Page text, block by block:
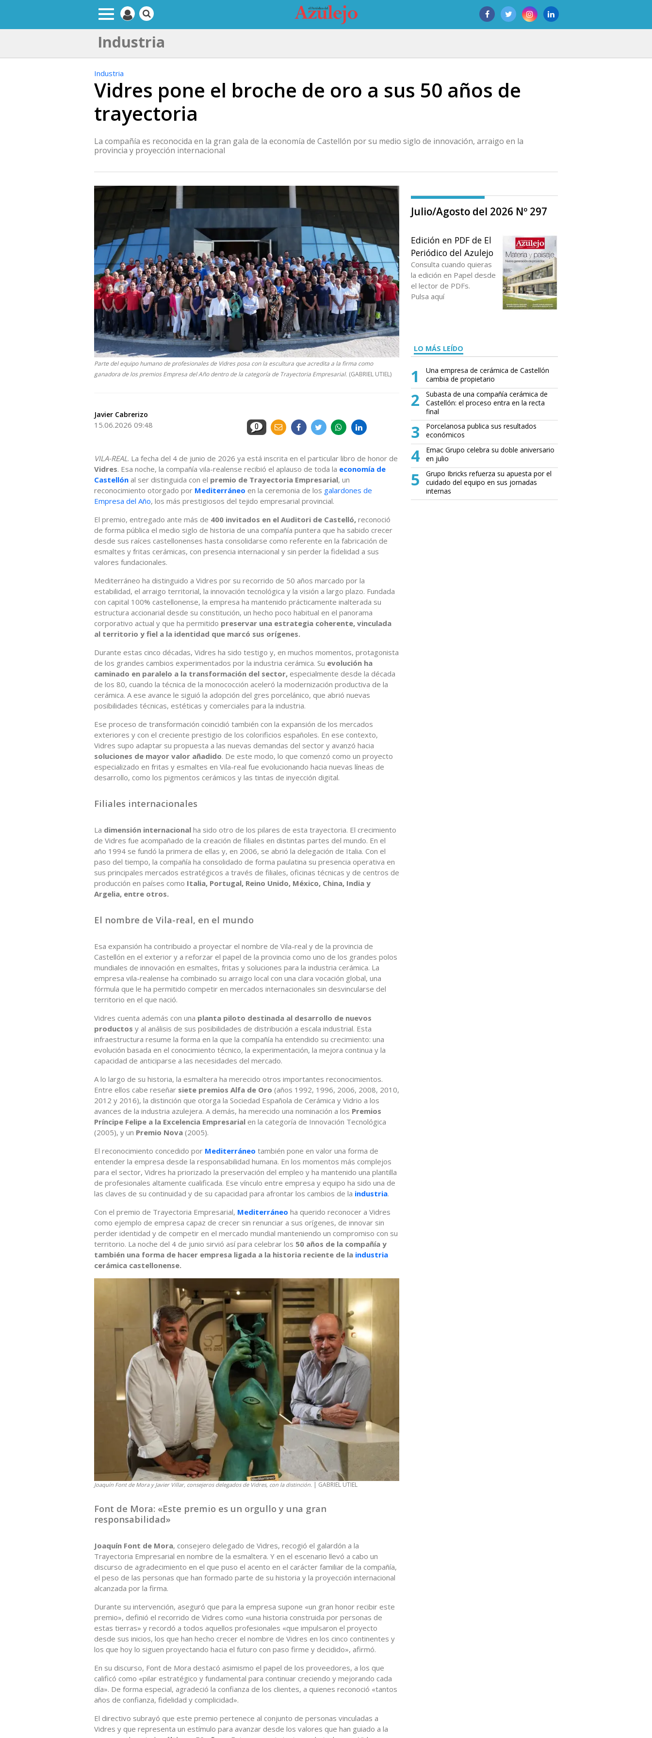
Industria
Industria
Vidres pone el broche de oro a sus 50 años de
trayectoria
La compañía es reconocida en la gran gala de la economía de Castellón por su medio siglo de innovación, arraigo en la
provincia y proyección internacional
Parte del equipo humano de profesionales de Vidres posa con la escultura que acredita a la firma como
ganadora de los premios Empresa del Año dentro de la categoría de Trayectoria Empresarial. (GABRIEL UTIEL)
Javier Cabrerizo
15.06.2026 09:48 0
VILA-REAL. La fecha del 4 de junio de 2026 ya está inscrita en el particular libro de honor de
Vidres. Esa noche, la compañía vila-realense recibió el aplauso de toda la economía de
Castellón al ser distinguida con el premio de Trayectoria Empresarial, un
reconocimiento otorgado por Mediterráneo en la ceremonia de los galardones de
Empresa del Año, los más prestigiosos del tejido empresarial provincial.
El premio, entregado ante más de 400 invitados en el Auditori de Castelló, reconoció
de forma pública el medio siglo de historia de una compañía puntera que ha sabido crecer
desde sus raíces castellonenses hasta consolidarse como referente en la fabricación de
esmaltes y fritas cerámicas, con presencia internacional y sin perder la fidelidad a sus
valores fundacionales.
Mediterráneo ha distinguido a Vidres por su recorrido de 50 años marcado por la
estabilidad, el arraigo territorial, la innovación tecnológica y la visión a largo plazo. Fundada
con capital 100% castellonense, la empresa ha mantenido prácticamente inalterada su
estructura accionarial desde su constitución, un hecho poco habitual en el panorama
corporativo actual y que ha permitido preservar una estrategia coherente, vinculada
al territorio y fiel a la identidad que marcó sus orígenes.
Durante estas cinco décadas, Vidres ha sido testigo y, en muchos momentos, protagonista
de los grandes cambios experimentados por la industria cerámica. Su evolución ha
caminado en paralelo a la transformación del sector, especialmente desde la década
de los 80, cuando la técnica de la monococción aceleró la modernización productiva de la
cerámica. A ese avance le siguió la adopción del gres porcelánico, que abrió nuevas
posibilidades técnicas, estéticas y comerciales para la industria.
Ese proceso de transformación coincidió también con la expansión de los mercados
exteriores y con el creciente prestigio de los colorificios españoles. En ese contexto,
Vidres supo adaptar su propuesta a las nuevas demandas del sector y avanzó hacia
soluciones de mayor valor añadido. De este modo, lo que comenzó como un proyecto
especializado en fritas y esmaltes en Vila-real fue evolucionando hacia nuevas líneas de
desarrollo, como los pigmentos cerámicos y las tintas de inyección digital.
Filiales internacionales
La dimensión internacional ha sido otro de los pilares de esta trayectoria. El crecimiento
de Vidres fue acompañado de la creación de filiales en distintas partes del mundo. En el
año 1994 se fundó la primera de ellas y, en 2006, se abrió la delegación de Italia. Con el
paso del tiempo, la compañía ha consolidado de forma paulatina su presencia operativa en
sus principales mercados estratégicos a través de filiales, oficinas técnicas y de centros de
producción en países como Italia, Portugal, Reino Unido, México, China, India y
Argelia, entre otros.
El nombre de Vila-real, en el mundo
Esa expansión ha contribuido a proyectar el nombre de Vila-real y de la provincia de
Castellón en el exterior y a reforzar el papel de la provincia como uno de los grandes polos
mundiales de innovación en esmaltes, fritas y soluciones para la industria cerámica. La
empresa vila-realense ha combinado su arraigo local con una clara vocación global, una
fórmula que le ha permitido competir en mercados internacionales sin desvincularse del
territorio en el que nació.
Vidres cuenta además con una planta piloto destinada al desarrollo de nuevos
productos y al análisis de sus posibilidades de distribución a escala industrial. Esta
infraestructura resume la forma en la que la compañía ha entendido su crecimiento: una
evolución basada en el conocimiento técnico, la experimentación, la mejora continua y la
capacidad de anticiparse a las necesidades del mercado.
A lo largo de su historia, la esmaltera ha merecido otros importantes reconocimientos.
Entre ellos cabe reseñar siete premios Alfa de Oro (años 1992, 1996, 2006, 2008, 2010,
2012 y 2016), la distinción que otorga la Sociedad Española de Cerámica y Vidrio a los
avances de la industria azulejera. A demás, ha merecido una nominación a los Premios
Príncipe Felipe a la Excelencia Empresarial en la categoría de Innovación Tecnológica
(2005), y un Premio Nova (2005).
El reconocimiento concedido por Mediterráneo también pone en valor una forma de
entender la empresa desde la responsabilidad humana. En los momentos más complejos
para el sector, Vidres ha priorizado la preservación del empleo y ha mantenido una plantilla
de profesionales altamente cualificada. Ese vínculo entre empresa y equipo ha sido una de
las claves de su continuidad y de su capacidad para afrontar los cambios de la industria.
Con el premio de Trayectoria Empresarial, Mediterráneo ha querido reconocer a Vidres
como ejemplo de empresa capaz de crecer sin renunciar a sus orígenes, de innovar sin
perder identidad y de competir en el mercado mundial manteniendo un compromiso con su
territorio. La noche del 4 de junio sirvió así para celebrar los 50 años de la compañía y
también una forma de hacer empresa ligada a la historia reciente de la industria
cerámica castellonense.
Joaquín Font de Mora y Javier Villar, consejeros delegados de Vidres, con la distinción. | GABRIEL UTIEL
Font de Mora: «Este premio es un orgullo y una gran
responsabilidad»
Joaquín Font de Mora, consejero delegado de Vidres, recogió el galardón a la
Trayectoria Empresarial en nombre de la esmaltera. Y en el escenario llevó a cabo un
discurso de agradecimiento en el que puso el acento en el carácter familiar de la compañía,
el peso de las personas que han formado parte de su historia y la proyección internacional
alcanzada por la firma.
Durante su intervención, aseguró que para la empresa supone «un gran honor recibir este
premio», definió el recorrido de Vidres como «una historia construida por personas de
estas tierras» y recordó a todos aquellos profesionales «que impulsaron el proyecto
desde sus inicios, los que han hecho crecer el nombre de Vidres en los cinco continentes y
los que hoy lo siguen proyectando hacia el futuro con paso firme y decidido», afirmó.
En su discurso, Font de Mora destacó asimismo el papel de los proveedores, a los que
calificó como «pilar estratégico y fundamental para continuar creciendo y mejorando cada
día». De forma especial, agradeció la confianza de los clientes, a quienes reconoció «tantos
años de confianza, fidelidad y complicidad».
El directivo subrayó que este premio pertenece al conjunto de personas vinculadas a
Vidres y que representa un estímulo para avanzar desde los valores que han guiado a la
Julio/Agosto del 2026 Nº 297
Edición en PDF de El
Periódico del Azulejo
Consulta cuando quieras
la edición en Papel desde
el lector de PDFs.
Pulsa aquí
LO MÁS LEÍDO
1
Una empresa de cerámica de Castellón
cambia de propietario
2
Subasta de una compañía cerámica de
Castellón: el proceso entra en la recta
final
3
Porcelanosa publica sus resultados
económicos
4
Emac Grupo celebra su doble aniversario
en julio
5
Grupo Ibricks refuerza su apuesta por el
cuidado del equipo en sus jornadas
internas